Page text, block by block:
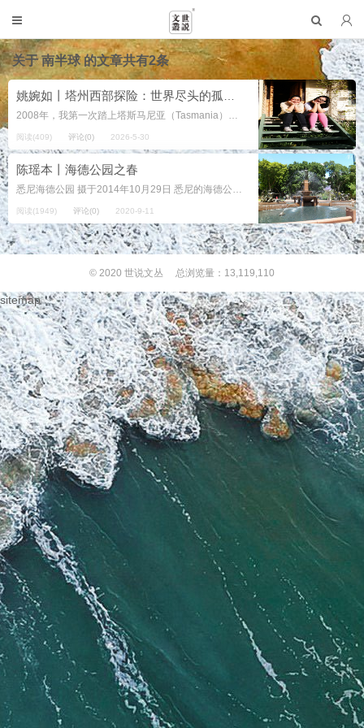
关于南半球的文章共有2条
2008年，我第一次踏上塔斯马尼亚（Tasmania）。 那时候，塔州对中国游客来说还是一个陌生而遥远的地方。大多数人来澳洲，总是奔向悉尼、墨尔本或者黄金海岸，很少有人愿意深入那个位于南半球尽头、长期被风雨与海洋包围的...
阅读(409) 评论(0) 2026-5-30
陈瑶本丨海德公园之春
悉尼海德公园 摄于2014年10月29日 悉尼的海德公园位于悉尼市中心东侧，是根据伦敦的海德公园命名的，已有200多年的历史。 2014年10月29日，正是暮春天气，阳光明媚，...
阅读(1949) 评论(0) 2020-9-11
© 2020 世说文丛 总浏览量：13,119,110
sitemap